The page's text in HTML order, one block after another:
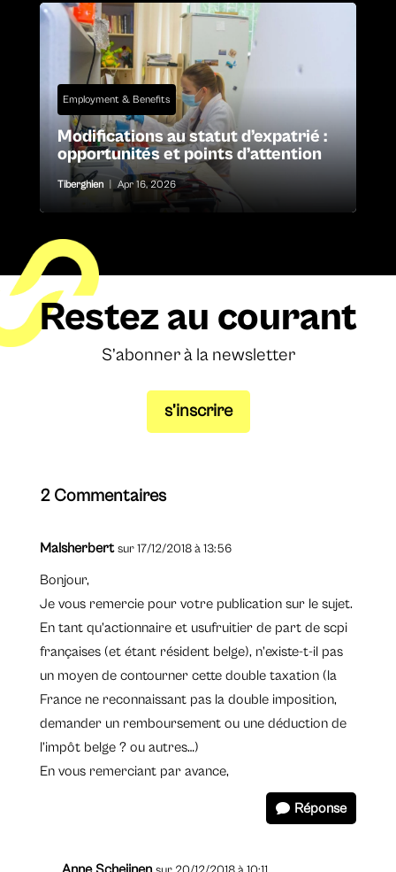
Employment & Benefits
Modifications au statut d’expatrié :
opportunités et points d’attention
Tiberghien Apr 16, 2026
Restez au courant
S’abonner à la newsletter
s’inscrire
2 Commentaires
Malsherbert sur 17/12/2018 à 13:56
Bonjour,
Je vous remercie pour votre publication sur le sujet.
En tant qu’actionnaire et usufruitier de part de scpi
françaises (et étant résident belge), n’existe-t-il pas
un moyen de contourner cette double taxation (la
France ne reconnaissant pas la double imposition,
demander un remboursement ou une déduction de
l’impôt belge ? ou autres…)
En vous remerciant par avance,
Réponse